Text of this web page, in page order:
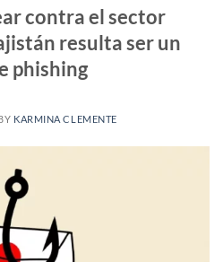
contra el sector
resulta ser un
phishing
KARMINA CLEMENTE